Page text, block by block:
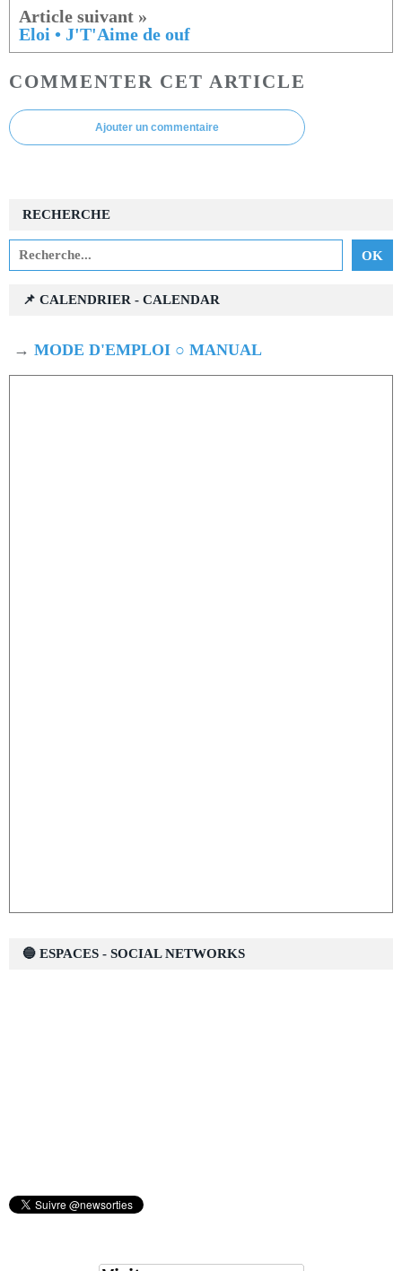
Eloi • J'T'Aime de ouf
COMMENTER CET ARTICLE
Ajouter un commentaire
RECHERCHE
📌 CALENDRIER - CALENDAR
→ MODE D'EMPLOI ○ MANUAL
🔵 ESPACES - SOCIAL NETWORKS